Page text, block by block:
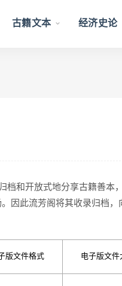
古籍文本 经济史论
档和开放式地分享古籍善本
因此流芳阁将其收录归档，
版文件格式 电子版文件